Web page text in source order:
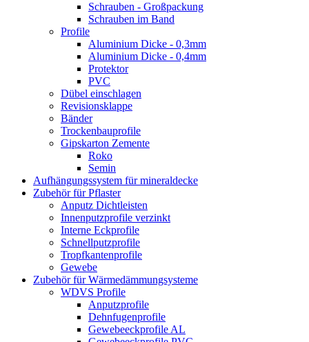
Schrauben - Großpackung
Schrauben im Band
Profile
Aluminium Dicke - 0,3mm
Aluminium Dicke - 0,4mm
Protektor
PVC
Dübel einschlagen
Revisionsklappe
Bänder
Trockenbauprofile
Gipskarton Zemente
Roko
Semin
Aufhängungssystem für mineraldecke
Zubehör für Pflaster
Anputz Dichtleisten
Innenputzprofile verzinkt
Interne Eckprofile
Schnellputzprofile
Tropfkantenprofile
Gewebe
Zubehör für Wärmedämmungsysteme
WDVS Profile
Anputzprofile
Dehnfugenprofile
Gewebeeckprofile AL